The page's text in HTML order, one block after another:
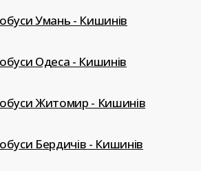
Умань - Кишинів
Одеса - Кишинів
Житомир - Кишинів
Бердичів - Кишинів